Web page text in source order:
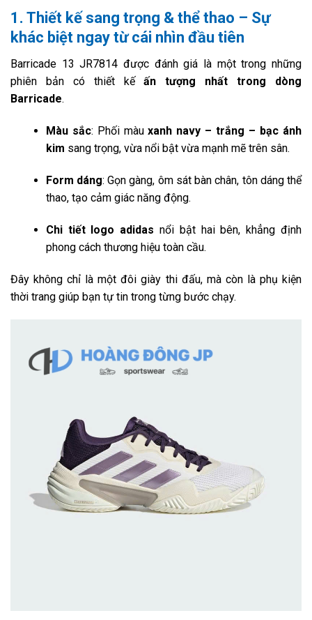
1. Thiết kế sang trọng & thể thao – Sự
khác biệt ngay từ cái nhìn đầu tiên
Barricade 13 JR7814 được đánh giá là một trong những
phiên bản có thiết kếấn tượng nhất trong dòng
Barricade.
Màu sắc: Phối màuxanh navy – trắng – bạc ánh
kim sang trọng, vừa nổi bật vừa mạnh mẽ trên sân.
Form dáng: Gọn gàng, ôm sát bàn chân, tôn dáng thể
thao, tạo cảm giác năng động.
Chi tiết logo adidas nổi bật hai bên, khẳng định
phong cách thương hiệu toàn cầu.
Đây không chỉ là một đôi giày thi đấu, mà còn là phụ kiện
thời trang giúp bạn tự tin trong từng bước chạy.